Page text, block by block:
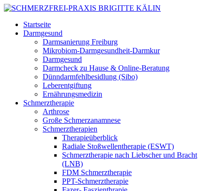
Startseite
Darmgesund
Darmsanierung Freiburg
Mikrobiom-Darmgesundheit-Darmkur
Darmgesund
Darmcheck zu Hause & Online-Beratung
Dünndarmfehlbesidlung (Sibo)
Leberentgiftung
Ernährungsmedizin
Schmerztherapie
Arthrose
Große Schmerzanamnese
Schmerztherapien
Therapieüberblick
Radiale Stoßwellentherapie (ESWT)
Schmerztherapie nach Liebscher und Bracht
(LNB)
FDM Schmerztherapie
PPT-Schmerztherapie